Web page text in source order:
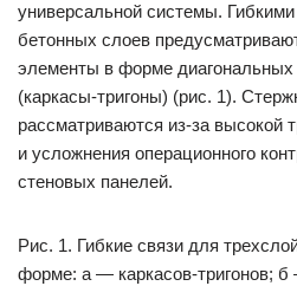
универсальной системы.
бетонных слоев
элементы в форме диагональных
(каркасы-тригоны) (рис. 1).
рассматриваются из-за высокой
и усложнения операционного
стеновых панелей.
Рис. 1. Гибкие связи для
форме: а — каркасов-тригонов;